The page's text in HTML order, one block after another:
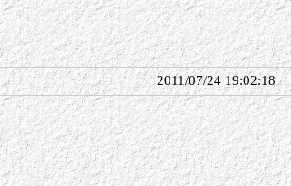
2011/07/24 19:02:18